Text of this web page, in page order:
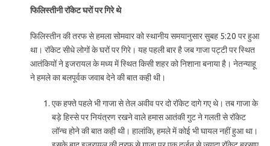
फिलिस्तीनी रॉकेट घरों पर गिरे थे
फिलिस्तीन की तरफ से हमला सोमवार को स्थानीय समयानुसार सुबह 5:20 पर हुआ
था। रॉकेट सीधे लोगों के घरों पर गिरे। यह पहली बार है जब गाजा पट्टी पर स्थित
आतंकियों ने इजरायल के मध्य में स्थित किसी शहर को निशाना बनाया है। नेतन्याहू
ने हमले का बलपूर्वक जवाब देने की बात कही थी।
एक हफ्ते पहले भी गाजा से तेल अवीव पर दो रॉकेट दागे गए थे। तब गाजा के
बड़े हिस्से पर नियंत्रण रखने वाले हमास आतंकी गुट ने गलती से रॉकेट
लॉन्च होने की बात कही थी। हालांकि, हमले में कोई भी घायल नहीं हुआ था।